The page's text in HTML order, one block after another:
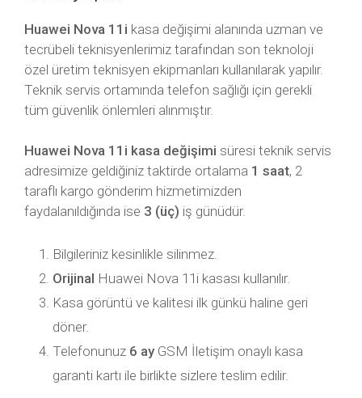
Huawei Nova 11i kasa değişimi alanında uzman ve
tecrübeli teknisyenlerimiz tarafından son teknoloji
özel üretim teknisyen ekipmanları kullanılarak yapılır.
Teknik servis ortamında telefon sağlığı için gerekli
tüm güvenlik önlemleri alınmıştır.
Huawei Nova 11i kasa değişimi süresi teknik servis
adresimize geldiğiniz taktirde ortalama 1 saat, 2
taraflı kargo gönderim hizmetimizden
faydalanıldığında ise 3 (üç) iş günüdür.
Bilgileriniz kesinlikle silinmez.
Orijinal Huawei Nova 11i kasası kullanılır.
Kasa görüntü ve kalitesi ilk günkü haline geri
döner.
Telefonunuz 6 ayGSM İletişim onaylı kasa
garanti kartı ile birlikte sizlere teslim edilir.